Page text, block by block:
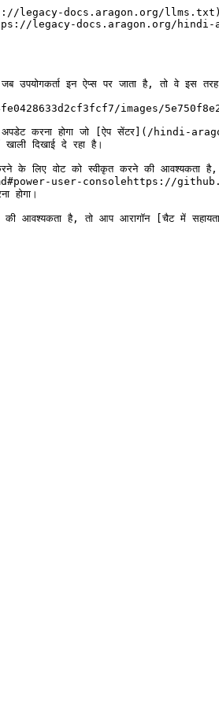
docs.aragon.org/
legacy-docs.aragon.org/hindi-
उपयोगकर्ता इन ऐप्स पर जाता है, तो वे इस
images/
अपडेट करना होगा जो [ऐप सेंटर](/
दिखाई दे रहा है।
के लिए वोट को स्वीकृत करने की आवश्यकता
user-consolehttps://
की आवश्यकता है, तो आप आरागॉन [चैट में